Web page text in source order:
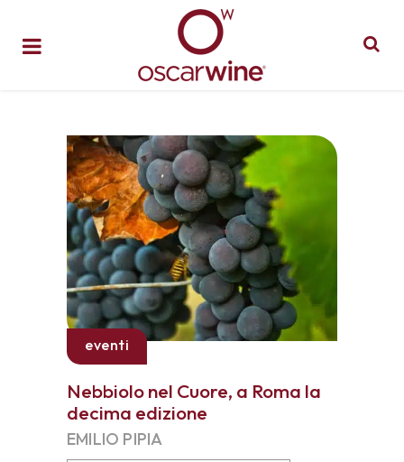
eventi
Nebbiolo nel Cuore, a Roma la
decima edizione
EMILIO PIPIA